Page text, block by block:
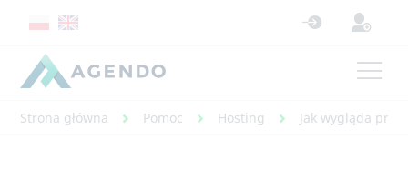
Strona główna Pomoc Hosting Jak wygląda